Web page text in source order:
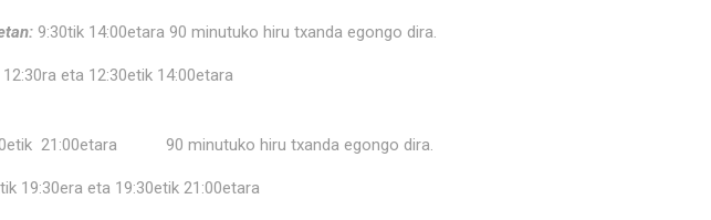
9:30tik 14:00etara 90 minutuko hiru txanda egongo dira.
eta 12:30etik 14:00etara
21:00etara 90 minutuko hiru txanda egongo dira.
19:30era eta 19:30etik 21:00etara